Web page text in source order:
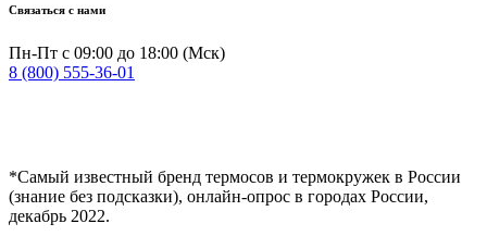
Связаться с нами
Пн-Пт с 09:00 до 18:00 (Мск)
8 (800) 555-36-01
*Самый известный бренд термосов и термокружек в России
(знание без подсказки), онлайн-опрос в городах России,
декабрь 2022.